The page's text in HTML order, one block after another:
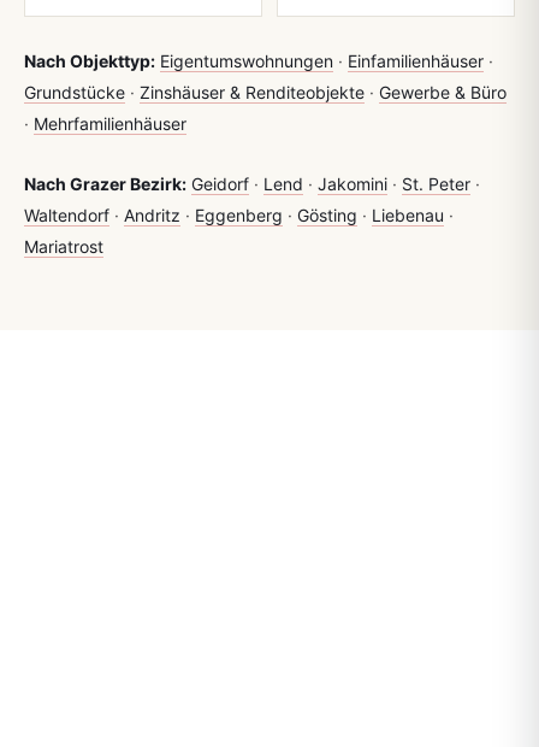
Nach Objekttyp: Eigentumswohnungen · Einfamilienhäuser ·
Grundstücke · Zinshäuser & Renditeobjekte · Gewerbe & Büro
· Mehrfamilienhäuser
Nach Grazer Bezirk: Geidorf · Lend · Jakomini · St. Peter ·
Waltendorf · Andritz · Eggenberg · Gösting · Liebenau ·
Mariatrost